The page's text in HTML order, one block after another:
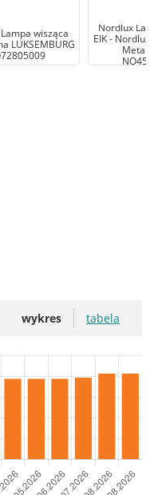
wisząca
LUKSEMBURG
Nordlux
EIK - Nordlux
Metal
wykres tabela